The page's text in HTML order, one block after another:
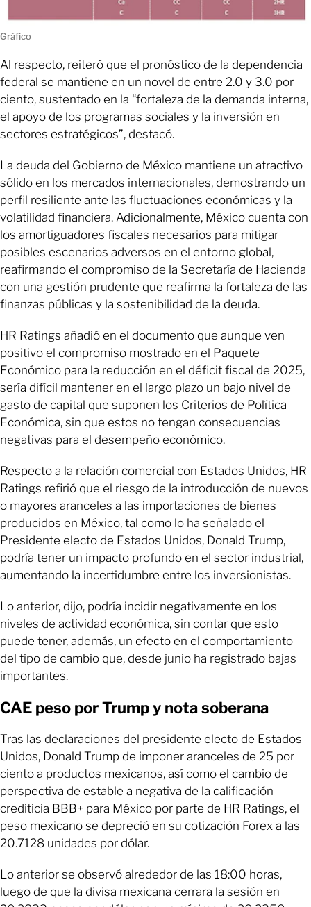
Gráfico
Al respecto, reiteró que el pronóstico de la dependencia
federal se mantiene en un novel de entre 2.0 y 3.0 por
ciento, sustentado en la “fortaleza de la demanda interna,
el apoyo de los programas sociales y la inversión en
sectores estratégicos”, destacó.
La deuda del Gobierno de México mantiene un atractivo
sólido en los mercados internacionales, demostrando un
perfil resiliente ante las fluctuaciones económicas y la
volatilidad financiera. Adicionalmente, México cuenta con
los amortiguadores fiscales necesarios para mitigar
posibles escenarios adversos en el entorno global,
reafirmando el compromiso de la Secretaría de Hacienda
con una gestión prudente que reafirma la fortaleza de las
finanzas públicas y la sostenibilidad de la deuda.
HR Ratings añadió en el documento que aunque ven
positivo el compromiso mostrado en el Paquete
Económico para la reducción en el déficit fiscal de 2025,
sería difícil mantener en el largo plazo un bajo nivel de
gasto de capital que suponen los Criterios de Política
Económica, sin que estos no tengan consecuencias
negativas para el desempeño económico.
Respecto a la relación comercial con Estados Unidos, HR
Ratings refirió que el riesgo de la introducción de nuevos
o mayores aranceles a las importaciones de bienes
producidos en México, tal como lo ha señalado el
Presidente electo de Estados Unidos, Donald Trump,
podría tener un impacto profundo en el sector industrial,
aumentando la incertidumbre entre los inversionistas.
Lo anterior, dijo, podría incidir negativamente en los
niveles de actividad económica, sin contar que esto
puede tener, además, un efecto en el comportamiento
del tipo de cambio que, desde junio ha registrado bajas
importantes.
CAE peso por Trump y nota soberana
Tras las declaraciones del presidente electo de Estados
Unidos, Donald Trump de imponer aranceles de 25 por
ciento a productos mexicanos, así como el cambio de
perspectiva de estable a negativa de la calificación
crediticia BBB+ para México por parte de HR Ratings, el
peso mexicano se depreció en su cotización Forex a las
20.7128 unidades por dólar.
Lo anterior se observó alrededor de las 18:00 horas,
luego de que la divisa mexicana cerrara la sesión en